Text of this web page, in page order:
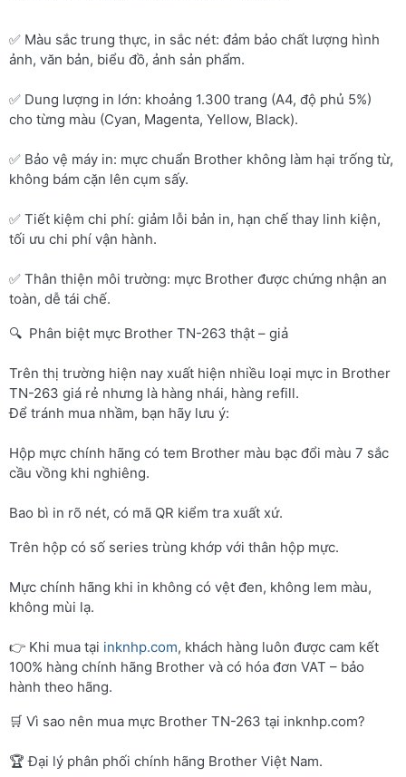
✅ Màu sắc trung thực, in sắc nét: đảm bảo chất lượng hình
ảnh, văn bản, biểu đồ, ảnh sản phẩm.
✅ Dung lượng in lớn: khoảng 1.300 trang (A4, độ phủ 5%)
cho từng màu (Cyan, Magenta, Yellow, Black).
✅ Bảo vệ máy in: mực chuẩn Brother không làm hại trống từ,
không bám cặn lên cụm sấy.
✅ Tiết kiệm chi phí: giảm lỗi bản in, hạn chế thay linh kiện,
tối ưu chi phí vận hành.
✅ Thân thiện môi trường: mực Brother được chứng nhận an
toàn, dễ tái chế.
🔍 Phân biệt mực Brother TN-263 thật – giả
Trên thị trường hiện nay xuất hiện nhiều loại mực in Brother
TN-263 giá rẻ nhưng là hàng nhái, hàng refill.
Để tránh mua nhầm, bạn hãy lưu ý:
Hộp mực chính hãng có tem Brother màu bạc đổi màu 7 sắc
cầu vồng khi nghiêng.
Bao bì in rõ nét, có mã QR kiểm tra xuất xứ.
Trên hộp có số series trùng khớp với thân hộp mực.
Mực chính hãng khi in không có vệt đen, không lem màu,
không mùi lạ.
👉 Khi mua tại inknhp.com, khách hàng luôn được cam kết
100% hàng chính hãng Brother và có hóa đơn VAT – bảo
hành theo hãng.
🛒 Vì sao nên mua mực Brother TN-263 tại inknhp.com?
🏆 Đại lý phân phối chính hãng Brother Việt Nam.